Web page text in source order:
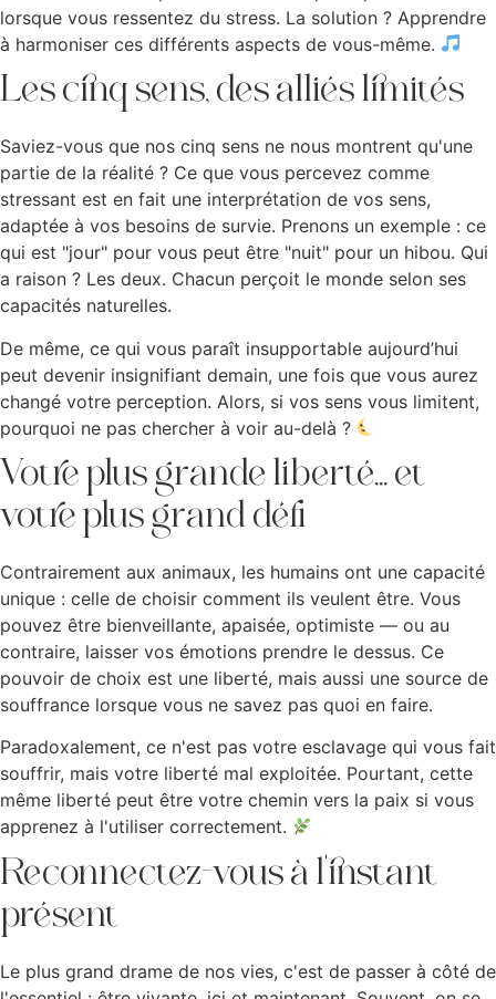
lorsque vous ressentez du stress. La solution ? Apprendre
à harmoniser ces différents aspects de vous-même.
Les cinq sens, des alliés limités
Saviez-vous que nos cinq sens ne nous montrent qu'une
partie de la réalité ? Ce que vous percevez comme
stressant est en fait une interprétation de vos sens,
adaptée à vos besoins de survie. Prenons un exemple : ce
qui est "jour" pour vous peut être "nuit" pour un hibou. Qui
a raison ? Les deux. Chacun perçoit le monde selon ses
capacités naturelles.
De même, ce qui vous paraît insupportable aujourd’hui
peut devenir insignifiant demain, une fois que vous aurez
changé votre perception. Alors, si vos sens vous limitent,
pourquoi ne pas chercher à voir au-delà ?
Votre plus grande liberté... et
votre plus grand défi
Contrairement aux animaux, les humains ont une capacité
unique : celle de choisir comment ils veulent être. Vous
pouvez être bienveillante, apaisée, optimiste — ou au
contraire, laisser vos émotions prendre le dessus. Ce
pouvoir de choix est une liberté, mais aussi une source de
souffrance lorsque vous ne savez pas quoi en faire.
Paradoxalement, ce n'est pas votre esclavage qui vous fait
souffrir, mais votre liberté mal exploitée. Pourtant, cette
même liberté peut être votre chemin vers la paix si vous
apprenez à l'utiliser correctement.
Reconnectez-vous à l'instant
présent
Le plus grand drame de nos vies, c'est de passer à côté de